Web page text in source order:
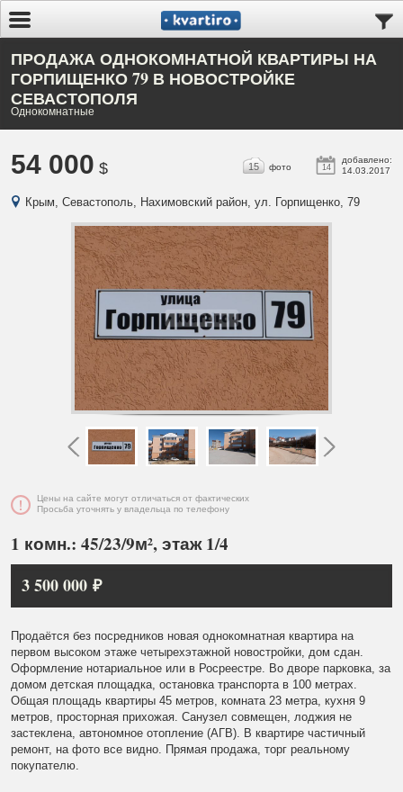
ПРОДАЖА ОДНОКОМНАТНОЙ КВАРТИРЫ НА
ГОРПИЩЕНКО 79 В НОВОСТРОЙКЕ
СЕВАСТОПОЛЯ
Однокомнатные
54 000 $ 14
добавлено:
14.03.2017
15 фото
Крым, Севастополь, Нахимовский район, ул. Горпищенко, 79
Цены на сайте могут отличаться от фактических
Просьба уточнять у владельца по телефону
1 комн.: 45/23/9м², этаж 1/4
3 500 000 ₽
Продаётся без посредников новая однокомнатная квартира на
первом высоком этаже четырехэтажной новостройки, дом сдан.
Оформление нотариальное или в Росреестре. Во дворе парковка, за
домом детская площадка, остановка транспорта в 100 метрах.
Общая площадь квартиры 45 метров, комната 23 метра, кухня 9
метров, просторная прихожая. Санузел совмещен, лоджия не
застеклена, автономное отопление (АГВ). В квартире частичный
ремонт, на фото все видно. Прямая продажа, торг реальному
покупателю.